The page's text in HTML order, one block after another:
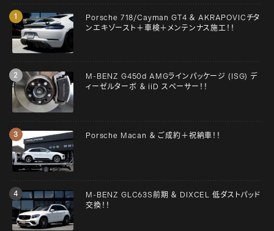
Porsche 718/Cayman GT4 ＆ AKRAPOVICチタ
ンエキゾースト＋車検＋メンテンナス施工！！
M-BENZ G450d AMGラインパッケージ (ISG) デ
ィーゼルターボ ＆ iiD スペーサー！！
Porsche Macan ＆ ご成約＋祝納車！！
M-BENZ GLC63S前期 ＆ DIXCEL 低ダストパッド
交換！！